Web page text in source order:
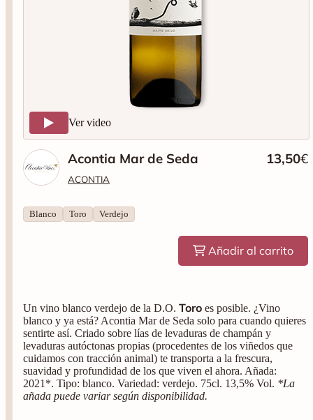
Ver video
Acontia Mar de Seda
ACONTIA
13,50€
Blanco Toro Verdejo
Añadir al carrito
Un vino blanco verdejo de la D.O. Toro es posible. ¿Vino
blanco y ya está? Acontia Mar de Seda solo para cuando quieres
sentirte así. Criado sobre lías de levaduras de champán y
levaduras autóctonas propias (procedentes de los viñedos que
cuidamos con tracción animal) te transporta a la frescura,
suavidad y profundidad de los que viven el ahora. Añada:
2021*. Tipo: blanco. Variedad: verdejo. 75cl. 13,5% Vol. *La
añada puede variar según disponibilidad.